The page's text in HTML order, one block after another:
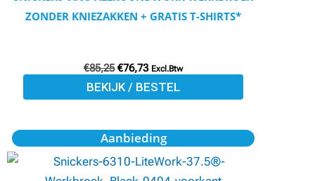
ZONDER KNIEZAKKEN + GRATIS T-SHIRTS*
€85,25 €76,73 Excl.Btw
BEKIJK / BESTEL
Deze
gekozen
worden
de
productpagina
Aanbieding
Oorspronkelijke
prijs
was:
€113,50.
Huidige
prijs
is:
€102,11.
Dit
product
heeft